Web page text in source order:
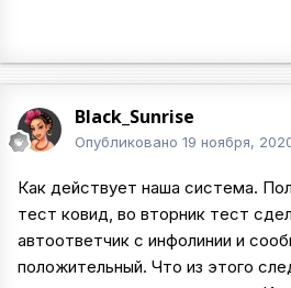
Black_Sunrise
Опубликовано 19 ноября,
Как действует наша система.
тест ковид, во вторник тест
автоответчик с инфолинии и
положительный. Что из этого